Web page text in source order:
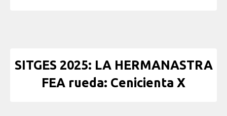
SITGES 2025: LA HERMANASTRA
FEA rueda: Cenicienta X